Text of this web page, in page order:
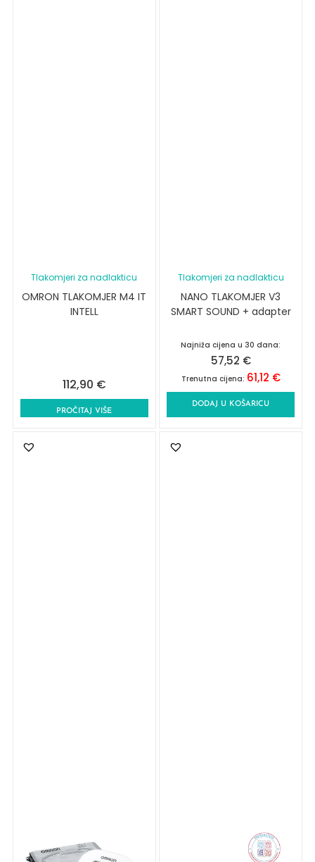
Tlakomjeri za nadlakticu
OMRON TLAKOMJER M4 IT
INTELL
112,90 €
PROČITAJ VIŠE
Tlakomjeri za nadlakticu
NANO TLAKOMJER V3
SMART SOUND + adapter
Najniža cijena u 30 dana:
57,52 €
Trenutna cijena: 61,12 €
DODAJ U KOŠARICU